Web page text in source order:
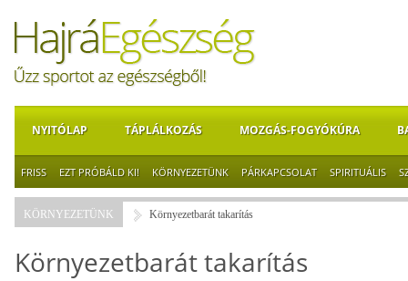
NYITÓLAP TÁPLÁLKOZÁS MOZGÁS-FOGYÓKÚRA
FRISS EZT PRÓBÁLD KI! KÖRNYEZETÜNK PÁRKAPCSOLAT SPIRITUÁLIS
KÖRNYEZETÜNK Környezetbarát takarítás
Környezetbarát takarítás